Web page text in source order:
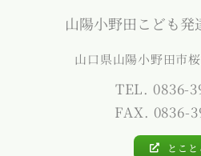
山陽小野田こども発
山口県山陽小野田市
TEL. 0836-
FAX. 0836-
とこと